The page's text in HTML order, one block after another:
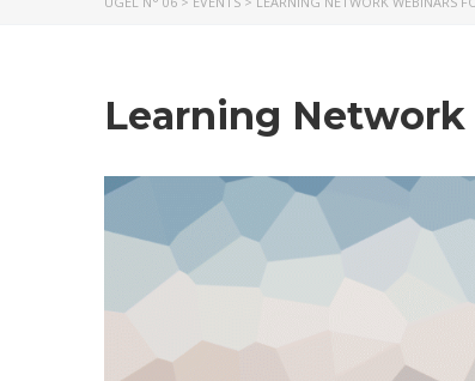
Learning Network